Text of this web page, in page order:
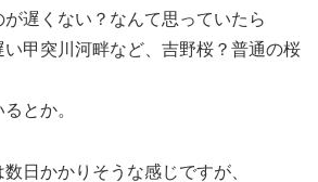
遅くない？なんて思っていたら
甲突川河畔など、吉野桜？普通の桜
とか。
日かかりそうな感じですが、